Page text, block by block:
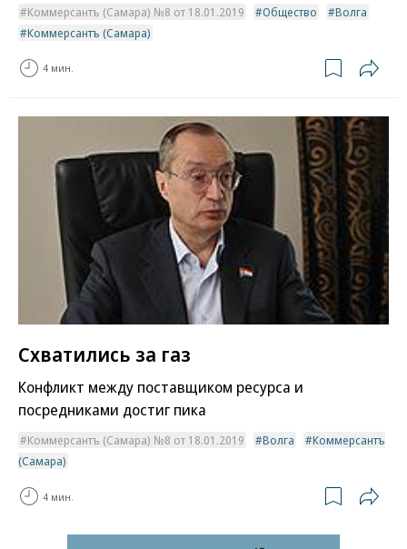
Коммерсантъ (Самара) №8 от 18.01.2019 Общество
Волга
Коммерсантъ (Самара)
4 мин.
Схватились за газ
Конфликт между поставщиком ресурса и
посредниками достиг пика
Коммерсантъ (Самара) №8 от 18.01.2019 Волга
Коммерсантъ
(Самара)
4 мин.